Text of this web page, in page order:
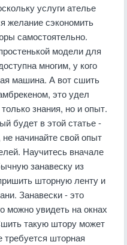
услуги ателье
желание сэкономить
самостоятельно.
модели для
многим, у кого
машина. А вот сшить
это удел
знания, но и опыт.
будет в этой статье -
начинайте свой опыт
Научитесь вначале
занавеску из
шторную ленту и
Занавески - это
можно увидеть на окнах
такую штору может
шторная